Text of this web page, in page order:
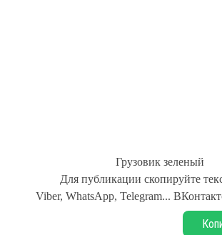
Грузовик зеленый
Для публикации скопируйте
Viber, WhatsApp, Telegram...